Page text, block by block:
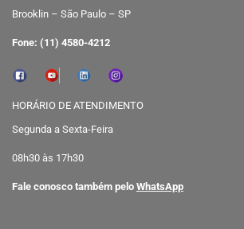
Brooklin – São Paulo – SP
Fone: (11) 4580-4212
HORÁRIO DE ATENDIMENTO
Segunda a Sexta-Feira
08h30 às 17h30
Fale conosco também pelo WhatsApp